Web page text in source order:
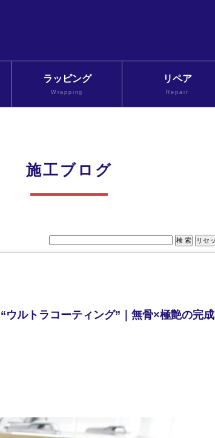
ラッピング
Wrapping
リペア
Repair
施工ブログ
ウルトラコーティング”｜無骨×極艶の完成